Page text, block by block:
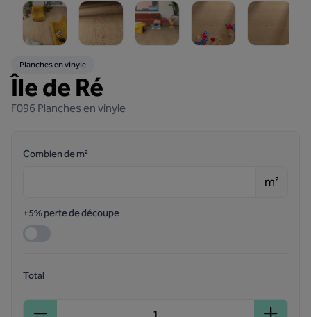
Planches en vinyle
Île de Ré
F096 Planches en vinyle
Combien de m²
m²
+5% perte de découpe
Total